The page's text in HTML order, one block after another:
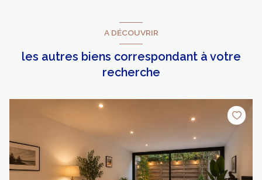
A DÉCOUVRIR
les autres biens correspondant à votre
recherche